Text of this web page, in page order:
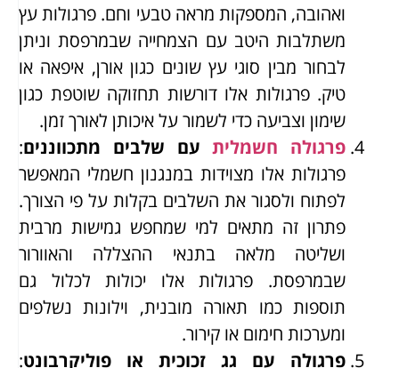
ואהובה, המספקות מראה טבעי וחם. פרגולות עץ
משתלבות היטב עם הצמחייה שבמרפסת וניתן
לבחור מבין סוגי עץ שונים כגון אורן, איפאה או
טיק. פרגולות אלו דורשות תחזוקה שוטפת כגון
שימון וצביעה כדי לשמור על איכותן לאורך זמן.
פרגולה חשמליתעם שלבים מתכווננים:
פרגולות אלו מצוידות במנגנון חשמלי המאפשר
לפתוח ולסגור את השלבים בקלות על פי הצורך.
פתרון זה מתאים למי שמחפש גמישות מרבית
ושליטה מלאה בתנאי ההצללה והאוורור
שבמרפסת. פרגולות אלו יכולות לכלול גם
תוספות כמו תאורה מובנית, וילונות נשלפים
ומערכות חימום או קירור.
פרגולה עם גג זכוכית או פוליקרבונט: